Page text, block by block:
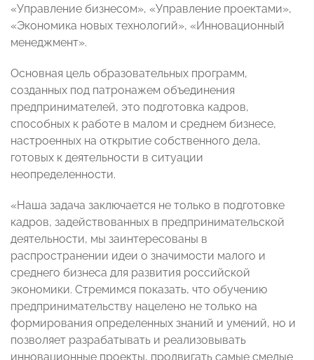
«Управление бизнесом», «Управление проектами»,
«Экономика новых технологий», «Инновационный
менеджмент».
Основная цель образовательных программ,
созданных под патронажем объединения
предпринимателей, это подготовка кадров,
способных к работе в малом и среднем бизнесе,
настроенных на открытие собственного дела,
готовых к деятельности в ситуации
неопределенности.
«Наша задача заключается не только в подготовке
кадров, задействованных в предпринимательской
деятельности, мы заинтересованы в
распространении идеи о значимости малого и
среднего бизнеса для развития российской
экономики. Стремимся показать, что обучению
предпринимательству нацелено не только на
формирования определенных знаний и умений, но и
позволяет разрабатывать и реализовывать
инновационные проекты, продвигать самые смелые